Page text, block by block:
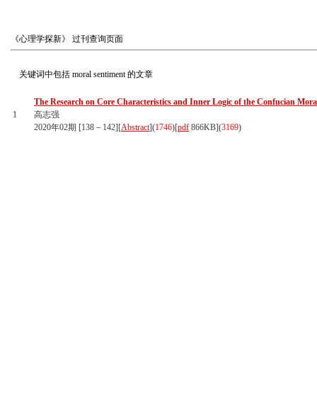
《心理学探新》 过刊查询页面
关键词中包括 moral sentiment的文章
1
The Research on Core Characteristics and Inner Logic of the Confucian
高志强
2020年02期 [138－142][Abstract](1746)[pdf 866KB](3169)